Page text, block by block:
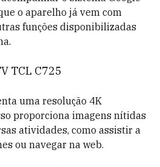
o aparelho já vem com
funções disponibilizadas
TCL C725
uma resolução 4K
proporciona imagens nítidas
atividades, como assistir a
ou navegar na web.